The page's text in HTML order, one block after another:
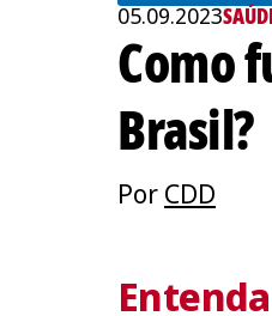
05.09.2023
Como
Brasil?
Por CDD